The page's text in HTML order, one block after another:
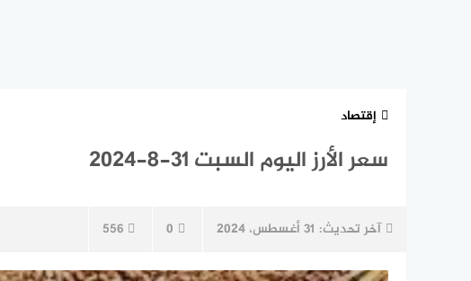
إقتصاد
سعر الأرز اليوم السبت 31-8-2024
آخر تحديث: 31 أغسطس، 2024 0
556